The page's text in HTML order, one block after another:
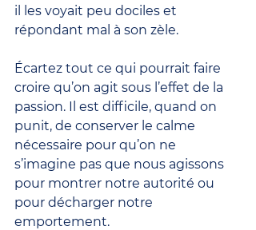
il les voyait peu dociles et
répondant mal à son zèle.
Écartez tout ce qui pourrait faire
croire qu’on agit sous l’effet de la
passion. Il est difficile, quand on
punit, de conserver le calme
nécessaire pour qu’on ne
s’imagine pas que nous agissons
pour montrer notre autorité ou
pour décharger notre
emportement.